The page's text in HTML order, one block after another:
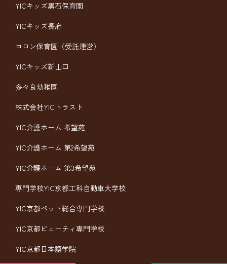
YICキッズ黒石保育園
YICキッズ長府
コロン保育園（受託運営）
YICキッズ新山口
多々良幼稚園
株式会社YICトラスト
YIC介護ホーム 希望苑
YIC介護ホーム 第2希望苑
YIC介護ホーム 第3希望苑
専門学校YIC京都工科自動車大学校
YIC京都ペット総合専門学校
YIC京都ビューティ専門学校
YIC京都日本語学院